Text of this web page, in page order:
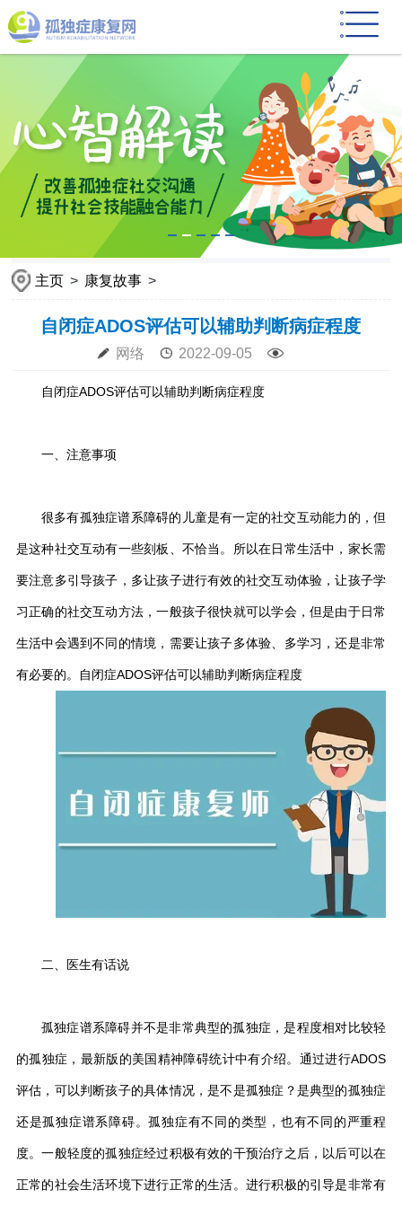
主页 > 康复故事 >
自闭症ADOS评估可以辅助判断病症程度
网络 2022-09-05
自闭症ADOS评估可以辅助判断病症程度
一、注意事项
很多有孤独症谱系障碍的儿童是有一定的社交互动能力的，但
是这种社交互动有一些刻板、不恰当。所以在日常生活中，家长需
要注意多引导孩子，多让孩子进行有效的社交互动体验，让孩子学
习正确的社交互动方法，一般孩子很快就可以学会，但是由于日常
生活中会遇到不同的情境，需要让孩子多体验、多学习，还是非常
有必要的。自闭症ADOS评估可以辅助判断病症程度
二、医生有话说
孤独症谱系障碍并不是非常典型的孤独症，是程度相对比较轻
的孤独症，最新版的美国精神障碍统计中有介绍。通过进行ADOS
评估，可以判断孩子的具体情况，是不是孤独症？是典型的孤独症
还是孤独症谱系障碍。孤独症有不同的类型，也有不同的严重程
度。一般轻度的孤独症经过积极有效的干预治疗之后，以后可以在
正常的社会生活环境下进行正常的生活。进行积极的引导是非常有